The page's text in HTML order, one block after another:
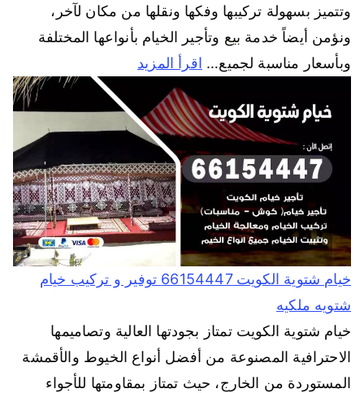
وتتميز بسهولة تركيبها وفكها ونقلها من مكان لآخر،
ونؤمن أيضاً خدمة بيع وتأجير الخيام بأنواعها المختلفة
وبأسعار مناسبة لجميع… اقرأ المزيد
خيام شتوية الكويت 66154447 توفير و تركيب خيام
شتويه ملكيه
خيام شتوية الكويت تمتاز بجودتها العالية وتصاميمها
الاحترافية المصنوعة من أفضل أنواع الخيوط والأقمشة
المستوردة من الخارج، حيث تمتاز بمقاومتها للأجواء